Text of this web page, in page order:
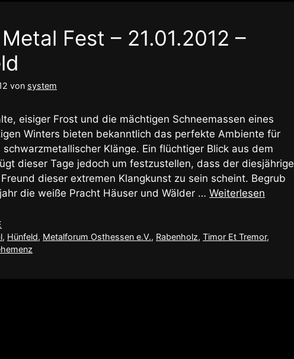
Fest – 21.01.2012 –
von system
eisiger Frost und die mächtigen Schneemassen eines
Winters bieten bekanntlich das perfekte Ambiente für
schwarzmetallischer Klänge. Ein flüchtiger Blick aus dem
dieser Tage jedoch um festzustellen, dass der diesjährige
dieser extremen Klangkunst zu sein scheint. Begrub
die weiße Pracht Häuser und Wälder … Weiterlesen
, Hünfeld, Metalforum Osthessen e.V., Rabenholz,Timor Et Tremor,